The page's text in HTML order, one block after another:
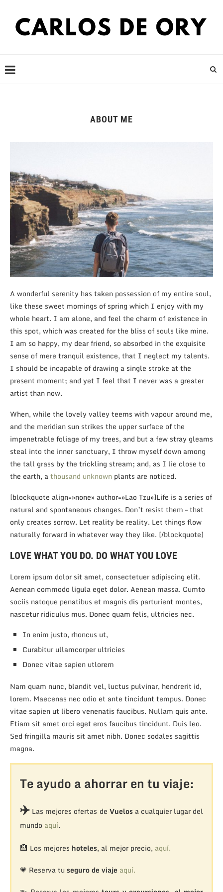
ABOUT ME
A wonderful serenity has taken possession of my entire soul,
like these sweet mornings of spring which I enjoy with my
whole heart. I am alone, and feel the charm of existence in
this spot, which was created for the bliss of souls like mine.
I am so happy, my dear friend, so absorbed in the exquisite
sense of mere tranquil existence, that I neglect my talents.
I should be incapable of drawing a single stroke at the
present moment; and yet I feel that I never was a greater
artist than now.
When, while the lovely valley teems with vapour around me,
and the meridian sun strikes the upper surface of the
impenetrable foliage of my trees, and but a few stray gleams
steal into the inner sanctuary, I throw myself down among
the tall grass by the trickling stream; and, as I lie close to
the earth, athousand unknown plants are noticed.
[blockquote align=»none» author=»Lao Tzu»]Life is a series of
natural and spontaneous changes. Don’t resist them – that
only creates sorrow. Let reality be reality. Let things flow
naturally forward in whatever way they like. [/blockquote]
LOVE WHAT YOU DO. DO WHAT YOU LOVE
Lorem ipsum dolor sit amet, consectetuer adipiscing elit.
Aenean commodo ligula eget dolor. Aenean massa. Cumto
sociis natoque penatibus et magnis dis parturient montes,
nascetur ridiculus mus. Donec quam felis, ultricies nec.
In enim justo, rhoncus ut,
Curabitur ullamcorper ultricies
Donec vitae sapien utlorem
Nam quam nunc, blandit vel, luctus pulvinar, hendrerit id,
lorem. Maecenas nec odio et ante tincidunt tempus. Donec
vitae sapien ut libero venenatis faucibus. Nullam quis ante.
Etiam sit amet orci eget eros faucibus tincidunt. Duis leo.
Sed fringilla mauris sit amet nibh. Donec sodales sagittis
magna.
Te ayudo a ahorrar en tu viaje:
✈️Las mejores ofertas de Vuelosa cualquier lugar del
mundo aquí.
🏨 Los mejores hoteles, al mejor precio, aquí.
💗 Reserva tu seguro de viaje aquí.